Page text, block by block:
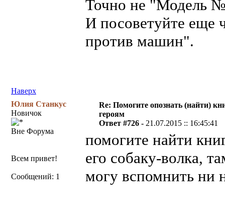
Точно не "Модель
И посоветуйте еще
против машин".
Наверх
Юлия Станкус
Новичок
Вне Форума
Всем привет!
Сообщений: 1
Re: Помогите опознать (найти)
героям
Ответ #726 - 21.07.2015 :: 16:45:41
помогите найти
его собаку-волка,
могу вспомнить ни